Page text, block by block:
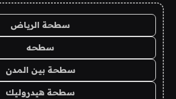
سطحة الرياض
سطحه
سطحة بين المدن
سطحة هيدروليك